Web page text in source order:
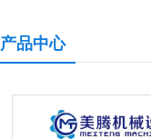
产品中心